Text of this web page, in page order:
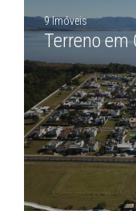
9 Imóveis
Terreno em